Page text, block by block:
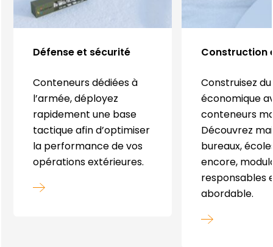
Défense et sécurité
Conteneurs dédiées à
l’armée, déployez
rapidement une base
tactique afin d’optimiser
la performance de vos
opérations extérieures.
Construction
Construisez
économique
conteneurs
Découvrez
bureaux,
encore,
responsables
abordable.